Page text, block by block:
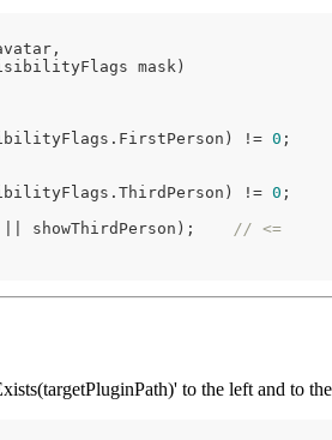
mask)
!=
0 ;
!=
0 ;
|| showThirdPerson);
// <=
to the left and to